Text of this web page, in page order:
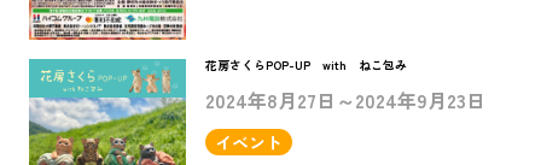
花房さくらPOP-UP with ねこ包み
2024年8月27日～2024年9月23日
イベント